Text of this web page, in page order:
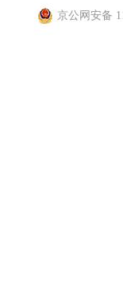
京公网安备